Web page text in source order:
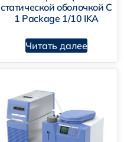
статической оболочкой C
1 Package 1/10 IKA
Читать далее